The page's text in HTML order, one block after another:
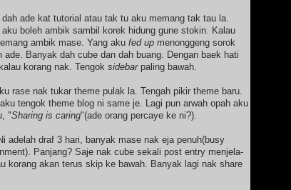
ade kat tutorial atau tak tu aku memang tak tau la.
boleh ambik sambil korek hidung gune stokin. Kalau
ambik mase. Yang aku fed up menonggeng sorok
ade. Banyak dah cube dan dah buang. Dengan baek hati
korang nak. Tengok sidebarpaling bawah.
rase nak tukar theme pulak la. Tengah pikir theme baru.
tengok theme blog ni same je. Lagi pun arwah opah aku
"Sharing is caring"(ade orang percaye ke ni?).
adelah draf 3 hari, banyak mase nak eja penuh(busy
Panjang? Saje nak cube sekali post entry menjela-
korang akan terus skip ke bawah. Banyak lagi nak share